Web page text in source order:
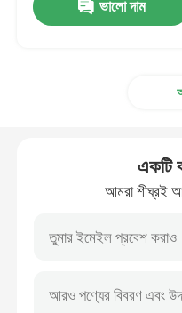
জলরোধী সুইম ক্যাপ
মোটরক্রস রেসিং গগলস
Polarized ক্রীড়া সানগ্লাস
শিল্প নিরাপত্তা গগলস
ভালো দাম
একটি
আমরা শীঘ্রই